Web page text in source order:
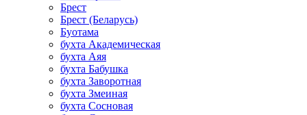
Брест
Брест (Беларусь)
Буотама
бухта Академическая
бухта Аяя
бухта Бабушка
бухта Заворотная
бухта Змеиная
бухта Сосновая